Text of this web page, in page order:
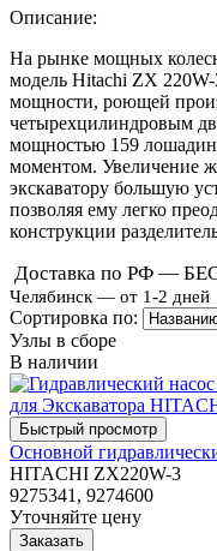
Описание:
На рынке мощных
модель Hitachi ZX 220W-
мощности, роющей
четырехцилиндровым
мощностью 159
моментом. Увеличение
экскаватору большую
позволяя ему легко
конструкции
Доставка по РФ —
Челябинск — от 1-2 дней
Сортировка по:
Узлы в сборе
В наличии
Основной
HITACHI ZX220W-3
9275341, 9274600
Уточняйте цену